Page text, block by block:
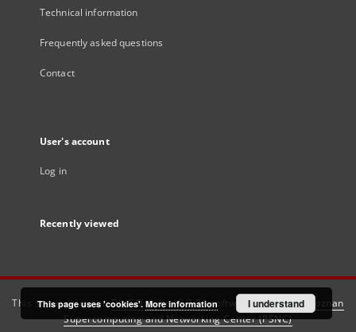
Technical information
Frequently asked questions
Contact
User's account
Log in
Recently viewed
This service runs onDInGO dLibra 6.3.21software created by
Poznan
Supercomputing and Networking Center (PSNC)
This page uses 'cookies'. More information I understand